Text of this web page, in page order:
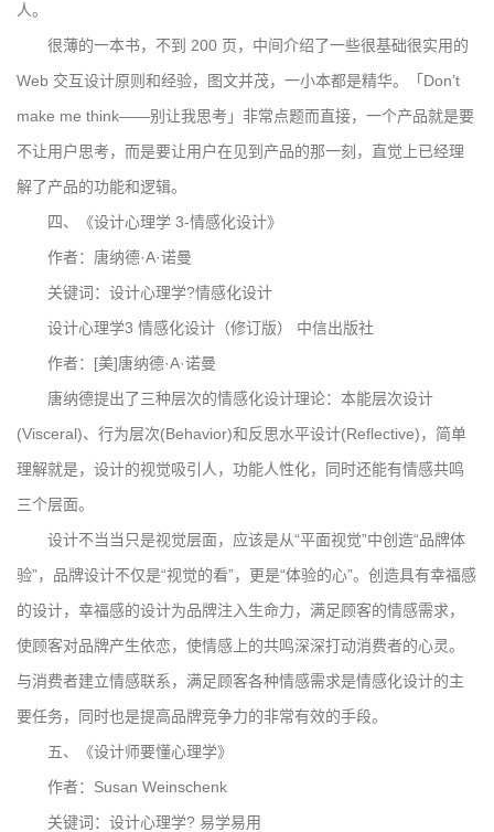
人。
很薄的一本书，不到 200 页，中间介绍了一些很基础很实用的
Web 交互设计原则和经验，图文并茂，一小本都是精华。「Don’t
make me think——别让我思考」非常点题而直接，一个产品就是要
不让用户思考，而是要让用户在见到产品的那一刻，直觉上已经理
解了产品的功能和逻辑。
四、《设计心理学 3-情感化设计》
作者：唐纳德·A·诺曼
关键词：设计心理学?情感化设计
设计心理学3 情感化设计（修订版） 中信出版社
作者：[美]唐纳德·A·诺曼
唐纳德提出了三种层次的情感化设计理论：本能层次设计
(Visceral)、行为层次(Behavior)和反思水平设计(Reflective)，简单
理解就是，设计的视觉吸引人，功能人性化，同时还能有情感共鸣
三个层面。
设计不当当只是视觉层面，应该是从“平面视觉”中创造“品牌体
验”，品牌设计不仅是“视觉的看”，更是“体验的心”。创造具有幸福感
的设计，幸福感的设计为品牌注入生命力，满足顾客的情感需求，
使顾客对品牌产生依恋，使情感上的共鸣深深打动消费者的心灵。
与消费者建立情感联系，满足顾客各种情感需求是情感化设计的主
要任务，同时也是提高品牌竞争力的非常有效的手段。
五、《设计师要懂心理学》
作者：Susan Weinschenk
关键词：设计心理学? 易学易用